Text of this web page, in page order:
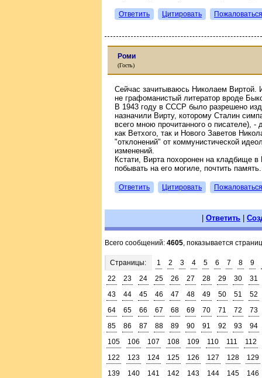
Ответить Цитировать Пожаловаться
Роми
(Гость)
Сейчас зачитываюсь Николаем Виртой.
не графоманистый литератор вроде
В 1943 году в СССР было разрешено
назначили Вирту, которому Сталин
всего мною прочитанного о писателе), -
как Ветхого, так и Нового Заветов
"отклонений" от коммунистической
изменений.
Кстати, Вирта похоронен на кладбище
побывать на его могиле, почтить память.
Ответить Цитировать Пожаловаться
Ответить
Всего сообщений: 4605, показывается
Страницы: 1 2 3 4 5 6 7 8
9
22
23 24 25 26 27 28 29 30
31
43
44 45 46 47 48 49 50 51
52
64
65 66 67 68 69 70 71 72
73
85
86 87 88 89 90 91 92 93
94
105
106 107 108 109 110 111
112
122
123 124 125 126 127 128
129
139
140 141 142 143 144 145
146